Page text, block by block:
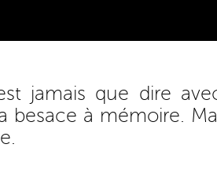
jamais que dire
besace à mémoire.